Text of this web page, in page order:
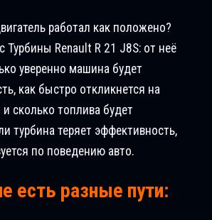
работал как положено?
Турбины Renault R 21 J8S: от неё
уверенно машина будет
как быстро откликнется на
сколько топлива будет
турбина теряет эффективность,
по поведению авто.
есть разные пути: